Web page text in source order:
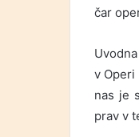
čar
v Operi
nas je
prav v